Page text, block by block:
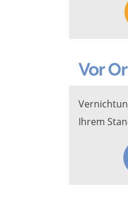
Vor
Ihrem